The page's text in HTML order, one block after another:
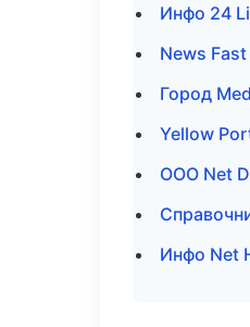
Инфо 24
News
Город
Yellow
ООО Net
Инфо Net